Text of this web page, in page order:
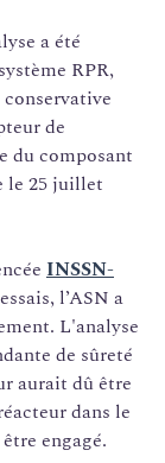
a été
RPR,
de
du composant
le 25 juillet
INSSN-
l’ASN a
L'analyse
de sûreté
aurait dû être
dans le
engagé.